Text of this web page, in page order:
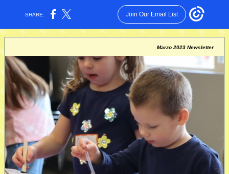
SHARE: Join Our Email List
Marzo 2023 Newsletter